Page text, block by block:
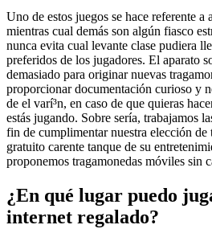
Uno de estos juegos se hace referente
mientras cual demás son algún fiasco
nunca evita cual levante clase pudiera
preferidos de los jugadores. El aparato
demasiado para originar nuevas
proporcionar documentación curioso y
de el varí³n, en caso de que quieras
estás jugando. Sobre serí­a, trabajamos
fin de cumplimentar nuestra elección de
gratuito carente tanque de su
proponemos tragamonedas móviles sin
¿En qué lugar puedo
internet regalado?